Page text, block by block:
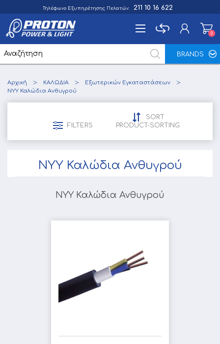
Τηλέφωνο Εξυπηρέτησης Πελατών: 211 10 16 622
BRANDS
Σύνδεση
00
Αρχική ΚΑΛΩΔΙΑ
Εξωτερικών Εγκαταστάσεων
ΝYY Καλώδια Ανθυγρού
FILTERS
SORT
PRODUCT-SORTING
ΝYY Καλώδια Ανθυγρού
ΝYY Καλώδια Ανθυγρού